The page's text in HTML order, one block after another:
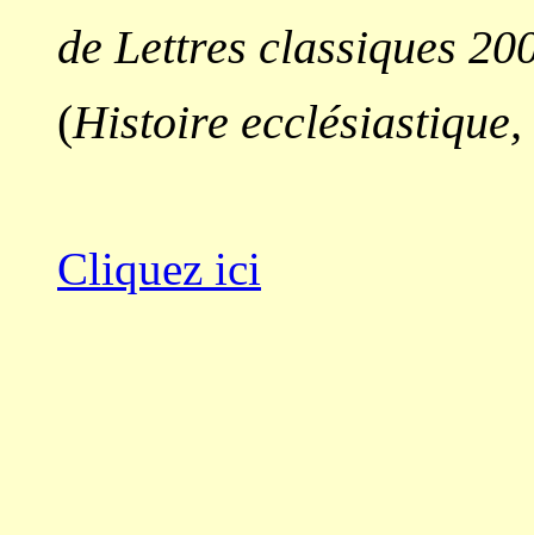
de Lettres classiques
(Histoire ecclésiastique,
Cliquez ici